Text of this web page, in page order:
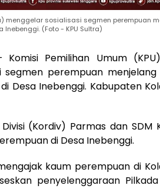
menggelar sosialisasi segmen perempuan
(Foto - KPU Sultra)
Pemilihan Umum
perempuan menjelang
Desa Inebenggi. Kabupaten
(Kordiv) Parmas dan SDM
di Desa Inebenggi.
kaum perempuan di
penyelenggaraan